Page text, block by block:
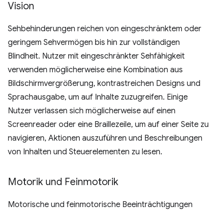
Vision
Sehbehinderungen reichen von eingeschränktem oder
geringem Sehvermögen bis hin zur vollständigen
Blindheit. Nutzer mit eingeschränkter Sehfähigkeit
verwenden möglicherweise eine Kombination aus
Bildschirmvergrößerung, kontrastreichen Designs und
Sprachausgabe, um auf Inhalte zuzugreifen. Einige
Nutzer verlassen sich möglicherweise auf einen
Screenreader oder eine Braillezeile, um auf einer Seite zu
navigieren, Aktionen auszuführen und Beschreibungen
von Inhalten und Steuerelementen zu lesen.
Motorik und Feinmotorik
Motorische und feinmotorische Beeinträchtigungen